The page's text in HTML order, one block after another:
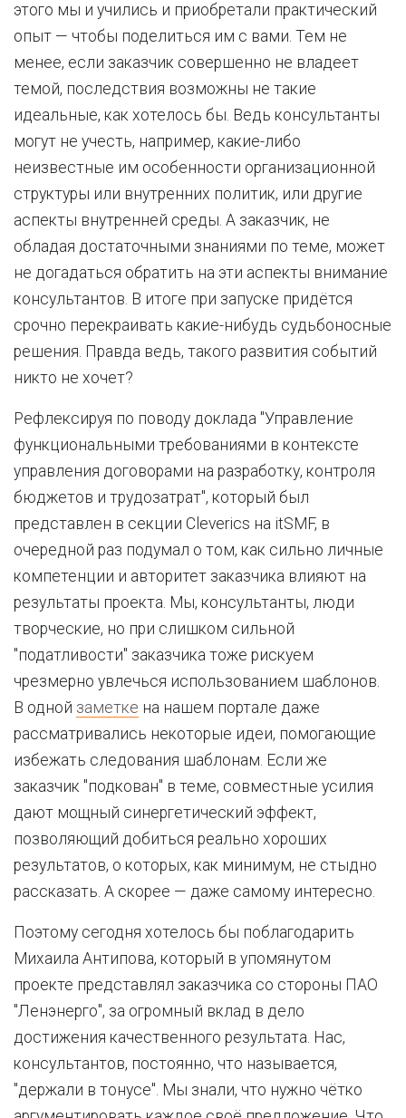
этого мы и учились и приобретали практический
опыт — чтобы поделиться им с вами. Тем не
менее, если заказчик совершенно не владеет
темой, последствия возможны не такие
идеальные, как хотелось бы. Ведь консультанты
могут не учесть, например, какие-либо
неизвестные им особенности организационной
структуры или внутренних политик, или другие
аспекты внутренней среды. А заказчик, не
обладая достаточными знаниями по теме, может
не догадаться обратить на эти аспекты внимание
консультантов. В итоге при запуске придётся
срочно перекраивать какие-нибудь судьбоносные
решения. Правда ведь, такого развития событий
никто не хочет?
Рефлексируя по поводу доклада "Управление
функциональными требованиями в контексте
управления договорами на разработку, контроля
бюджетов и трудозатрат", который был
представлен в секции Cleverics на itSMF, в
очередной раз подумал о том, как сильно личные
компетенции и авторитет заказчика влияют на
результаты проекта. Мы, консультанты, люди
творческие, но при слишком сильной
"податливости" заказчика тоже рискуем
чрезмерно увлечься использованием шаблонов.
В одной заметке на нашем портале даже
рассматривались некоторые идеи, помогающие
избежать следования шаблонам. Если же
заказчик "подкован" в теме, совместные усилия
дают мощный синергетический эффект,
позволяющий добиться реально хороших
результатов, о которых, как минимум, не стыдно
рассказать. А скорее — даже самому интересно.
Поэтому сегодня хотелось бы поблагодарить
Михаила Антипова, который в упомянутом
проекте представлял заказчика со стороны ПАО
"Ленэнерго", за огромный вклад в дело
достижения качественного результата. Нас,
консультантов, постоянно, что называется,
"держали в тонусе". Мы знали, что нужно чётко